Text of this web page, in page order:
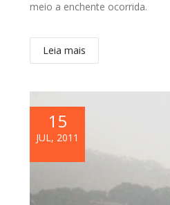
meio a enchente ocorrida.
Leia mais
15
JUL, 2011